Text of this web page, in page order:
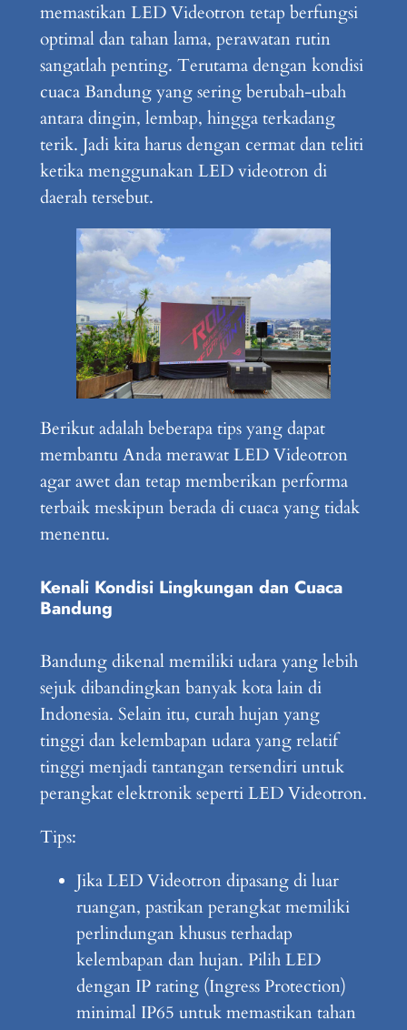
memastikan LED Videotron tetap berfungsi
optimal dan tahan lama, perawatan rutin
sangatlah penting. Terutama dengan kondisi
cuaca Bandung yang sering berubah-ubah
antara dingin, lembap, hingga terkadang
terik. Jadi kita harus dengan cermat dan teliti
ketika menggunakan LED videotron di
daerah tersebut.
Berikut adalah beberapa tips yang dapat
membantu Anda merawat LED Videotron
agar awet dan tetap memberikan performa
terbaik meskipun berada di cuaca yang tidak
menentu.
Kenali Kondisi Lingkungan dan Cuaca
Bandung
Bandung dikenal memiliki udara yang lebih
sejuk dibandingkan banyak kota lain di
Indonesia. Selain itu, curah hujan yang
tinggi dan kelembapan udara yang relatif
tinggi menjadi tantangan tersendiri untuk
perangkat elektronik seperti LED Videotron.
Tips:
Jika LED Videotron dipasang di luar
ruangan, pastikan perangkat memiliki
perlindungan khusus terhadap
kelembapan dan hujan. Pilih LED
dengan IP rating (Ingress Protection)
minimal IP65 untuk memastikan tahan